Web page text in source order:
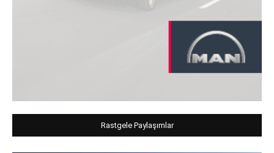
Rastgele Paylaşımlar